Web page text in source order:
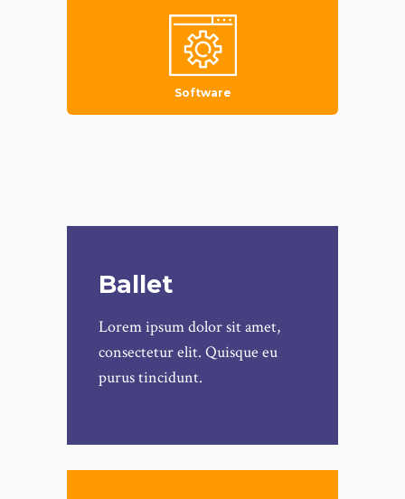
Software
Ballet
Lorem ipsum dolor sit amet,
consectetur elit. Quisque eu
purus tincidunt.